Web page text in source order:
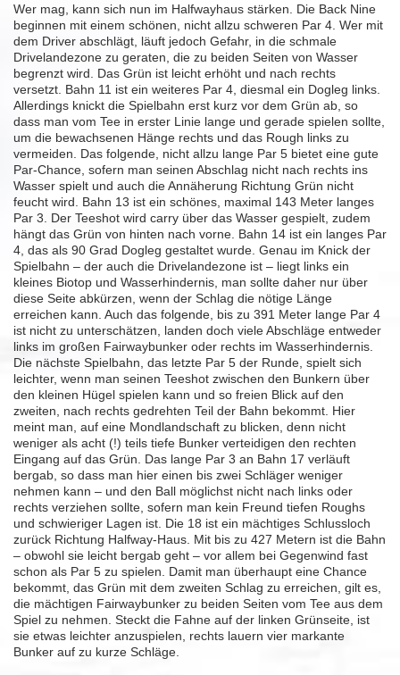
Wer mag, kann sich nun im Halfwayhaus stärken. Die Back Nine
beginnen mit einem schönen, nicht allzu schweren Par 4. Wer mit
dem Driver abschlägt, läuft jedoch Gefahr, in die schmale
Drivelandezone zu geraten, die zu beiden Seiten von Wasser
begrenzt wird. Das Grün ist leicht erhöht und nach rechts
versetzt. Bahn 11 ist ein weiteres Par 4, diesmal ein Dogleg links.
Allerdings knickt die Spielbahn erst kurz vor dem Grün ab, so
dass man vom Tee in erster Linie lange und gerade spielen sollte,
um die bewachsenen Hänge rechts und das Rough links zu
vermeiden. Das folgende, nicht allzu lange Par 5 bietet eine gute
Par-Chance, sofern man seinen Abschlag nicht nach rechts ins
Wasser spielt und auch die Annäherung Richtung Grün nicht
feucht wird. Bahn 13 ist ein schönes, maximal 143 Meter langes
Par 3. Der Teeshot wird carry über das Wasser gespielt, zudem
hängt das Grün von hinten nach vorne. Bahn 14 ist ein langes Par
4, das als 90 Grad Dogleg gestaltet wurde. Genau im Knick der
Spielbahn – der auch die Drivelandezone ist – liegt links ein
kleines Biotop und Wasserhindernis, man sollte daher nur über
diese Seite abkürzen, wenn der Schlag die nötige Länge
erreichen kann. Auch das folgende, bis zu 391 Meter lange Par 4
ist nicht zu unterschätzen, landen doch viele Abschläge entweder
links im großen Fairwaybunker oder rechts im Wasserhindernis.
Die nächste Spielbahn, das letzte Par 5 der Runde, spielt sich
leichter, wenn man seinen Teeshot zwischen den Bunkern über
den kleinen Hügel spielen kann und so freien Blick auf den
zweiten, nach rechts gedrehten Teil der Bahn bekommt. Hier
meint man, auf eine Mondlandschaft zu blicken, denn nicht
weniger als acht (!) teils tiefe Bunker verteidigen den rechten
Eingang auf das Grün. Das lange Par 3 an Bahn 17 verläuft
bergab, so dass man hier einen bis zwei Schläger weniger
nehmen kann – und den Ball möglichst nicht nach links oder
rechts verziehen sollte, sofern man kein Freund tiefen Roughs
und schwieriger Lagen ist. Die 18 ist ein mächtiges Schlussloch
zurück Richtung Halfway-Haus. Mit bis zu 427 Metern ist die Bahn
– obwohl sie leicht bergab geht – vor allem bei Gegenwind fast
schon als Par 5 zu spielen. Damit man überhaupt eine Chance
bekommt, das Grün mit dem zweiten Schlag zu erreichen, gilt es,
die mächtigen Fairwaybunker zu beiden Seiten vom Tee aus dem
Spiel zu nehmen. Steckt die Fahne auf der linken Grünseite, ist
sie etwas leichter anzuspielen, rechts lauern vier markante
Bunker auf zu kurze Schläge.